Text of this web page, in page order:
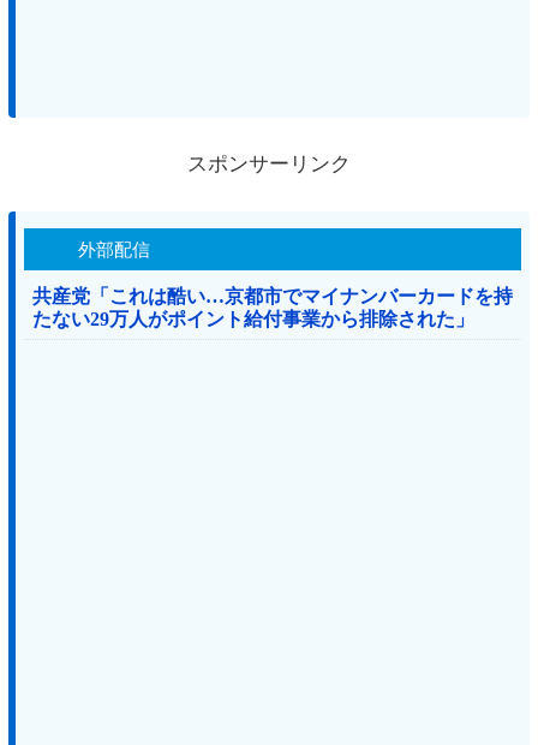
スポンサーリンク
外部配信
共産党「これは酷い…京都市でマイナンバーカードを持
たない29万人がポイント給付事業から排除された」